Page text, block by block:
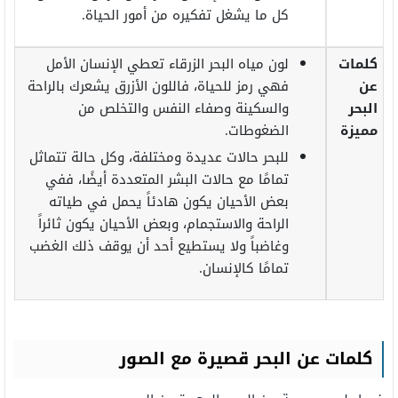
كل ما يشغل تفكيره من أمور الحياة.
كلمات
عن
البحر
مميزة
لون مياه البحر الزرقاء تعطي الإنسان الأمل
فهي رمز للحياة، فاللون الأزرق يشعرك بالراحة
والسكينة وصفاء النفس والتخلص من
الضغوطات.
للبحر حالات عديدة ومختلفة، وكل حالة تتماثل
تمامًا مع حالات البشر المتعددة أيضًا، ففي
بعض الأحيان يكون هادئاً يحمل في طياته
الراحة والاستجمام، وبعض الأحيان يكون ثائراً
وغاضباً ولا يستطيع أحد أن يوقف ذلك الغضب
تمامًا كالإنسان.
كلمات عن البحر قصيرة مع الصور